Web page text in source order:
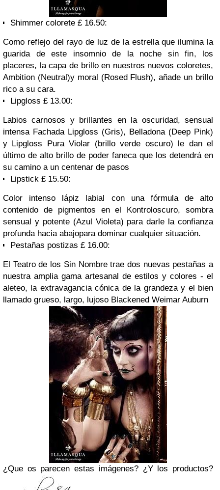
Shimmer colorete £ 16.50:
Como reflejo del rayo de luz de la estrella que ilumina la
guarida de
este insomnio de la noche sin fin,
los
placeres, la capa de brillo en nuestros nuevos coloretes,
Ambition (Neutral)y moral (Rosed Flush), añade un brillo
rico a su cara.
Lipgloss £ 13.00:
Labios carnosos y brillantes en la oscuridad, sensual
intensa Fachada Lipgloss (Gris), Belladona (Deep Pink)
y Lipgloss Pura Violar (brillo verde oscuro) le dan el
último de alto brillo de poder faneca que los detendrá en
su camino a un centenar de pasos
Lipstick £ 15.50:
Color intenso lápiz labial con una fórmula de
alto
contenido de pigmentos
en el Kontroloscuro, sombra
sensual y potente (Azul Violeta) para darle la confianza
profunda hacia abajopara dominar cualquier situación.
Pestañas postizas £ 16.00:
El Teatro de los Sin Nombre trae dos nuevas pestañas a
nuestra amplia gama artesanal de estilos y colores - el
aleteo, la extravagancia cónica de la grandeza y el bien
llamado grueso, largo, lujoso Blackened Weimar Auburn
¿Que os parecen estas imágenes? ¿Y los productos?